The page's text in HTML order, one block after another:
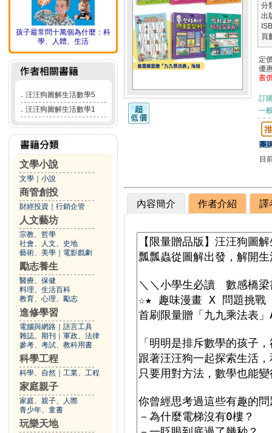
孩子最常問十萬個為什麼：科
學、人體、生活
． 汪汪狗圖解生活數學5
． 汪汪狗圖解生活數學1
文學小說
文學 小說
商管創投
財經投資 行銷企管
人文藝坊
宗教、哲學
社會、人文、史地
藝術、美學
電影戲劇
勵志養生
醫療、保健
料理、生活百科
教育、心理、勵志
進修學習
電腦與網路
語言工具
雜誌、期刊
軍政、法律
參考、考試、教科用書
科學工程
科學、自然 工業、工程
家庭親子
家庭、親子、人際
青少年、童書
玩樂天地
分
出
頁
定
優
書
訂
一
團
目
內容簡介 作者介紹 譯